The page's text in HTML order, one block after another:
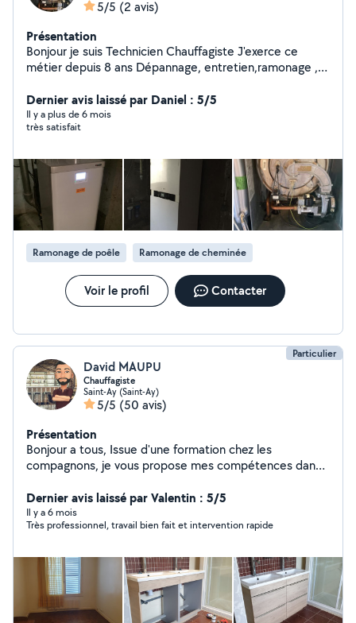
5/5 (2 avis)
Présentation
Bonjour je suis Technicien Chauffagiste J'exerce ce
métier depuis 8 ans Dépannage, entretien,ramonage ,
Dernier avis laissé par Daniel : 5/5
Il y a plus de 6 mois
très satisfait
Ramonage de poêle Ramonage de cheminée
Voir le profil Contacter
Particulier
David MAUPU
Chauffagiste
Saint-Ay (Saint-Ay)
5/5 (50 avis)
Présentation
Bonjour a tous, Issue d'une formation chez les
compagnons, je vous propose mes compétences dans
(DEPANNAGE, ENTRETIEN Chaudière gaz, Fioul, VMC,
Régulation, détartrage, rempl robinetterie, canalisation
bouchée, petite plomberie, désembouage...) ainsi que
constante d'amélioration et d'économie d'énergie de
vos appareils de chauffage. Serieux & disponibilité.
N'hésitez pas à me contacter. A bientôt.
Dernier avis laissé par Valentin : 5/5
Il y a 6 mois
Très professionnel, travail bien fait et intervention rapide